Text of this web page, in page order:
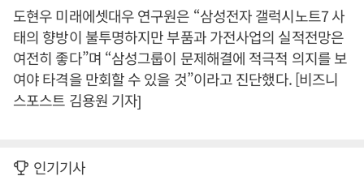
도현우 미래에셋대우 연구원은 “삼성전자 갤럭시노트7 사
태의 향방이 불투명하지만 부품과 가전사업의 실적전망은
여전히 좋다”며 “삼성그룹이 문제해결에 적극적 의지를 보
여야 타격을 만회할 수 있을 것”이라고 진단했다. [비즈니
스포스트 김용원 기자]
인기기사